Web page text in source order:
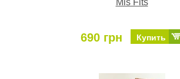
Mis Fits
690 грн Купить